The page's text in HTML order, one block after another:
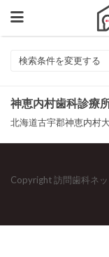
検索条件を変更する
神恵内村歯科診療
北海道古宇郡神恵内村
Copyright 訪問歯科ネ